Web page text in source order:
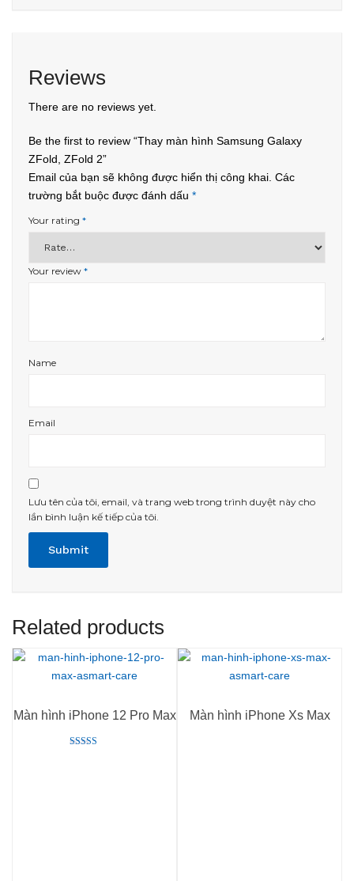
Reviews
There are no reviews yet.
Be the first to review “Thay màn hình Samsung Galaxy
ZFold, ZFold 2”
Email của bạn sẽ không được hiển thị công khai. Các
trường bắt buộc được đánh dấu *
Your rating *
Your review *
Name
Email
Lưu tên của tôi, email, và trang web trong trình duyệt này cho
lần bình luận kế tiếp của tôi.
Related products
Màn hình iPhone 12 Pro Max Màn hình iPhone Xs Max